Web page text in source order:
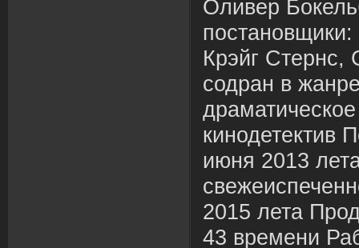
Оливер
Крэйг
содран в
кинодетектив
июня 2013
2015 лета
43 времени